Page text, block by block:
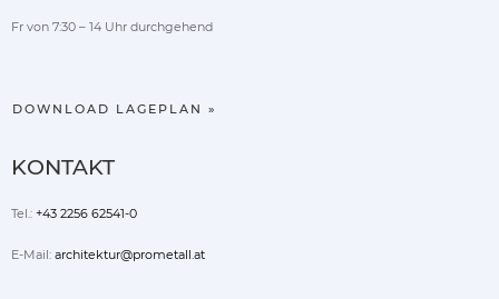
Fr von 7:30 – 14 Uhr durchgehend
DOWNLOAD LAGEPLAN »
KONTAKT
Tel.: +43 2256 62541-0
E-Mail: architektur@prometall.at